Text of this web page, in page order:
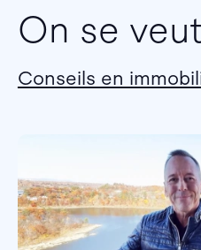
On se
Conseils en